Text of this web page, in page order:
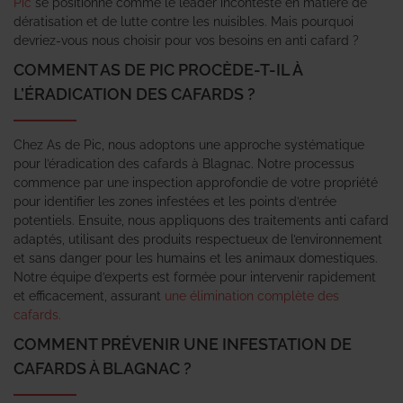
dératisation et de lutte contre les nuisibles. Mais pourquoi
devriez-vous nous choisir pour vos besoins en anti cafard ?
COMMENT AS DE PIC PROCÈDE-T-IL À
L’ÉRADICATION DES CAFARDS ?
Chez As de Pic, nous adoptons une approche systématique
pour l’éradication des cafards à Blagnac. Notre processus
commence par une inspection approfondie de votre propriété
pour identifier les zones infestées et les points d’entrée
potentiels. Ensuite, nous appliquons des traitements anti cafard
adaptés, utilisant des produits respectueux de l’environnement
et sans danger pour les humains et les animaux domestiques.
Notre équipe d’experts est formée pour intervenir rapidement
et efficacement, assurant une élimination complète des
cafards.
COMMENT PRÉVENIR UNE INFESTATION DE
CAFARDS À BLAGNAC ?